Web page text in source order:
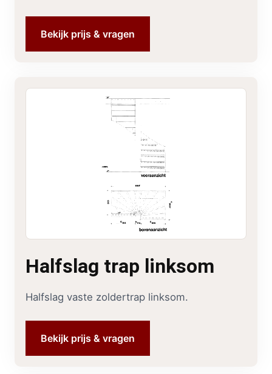
Bekijk prijs & vragen
Halfslag trap linksom
Halfslag vaste zoldertrap linksom.
Bekijk prijs & vragen